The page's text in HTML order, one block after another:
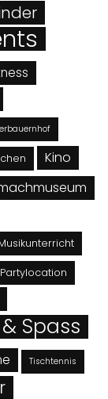
Kino
Spass
Tischtennis